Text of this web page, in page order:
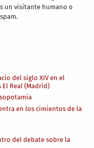
del siglo XIV en el
Real (Madrid)
en los cimientos de la
del debate sobre la
un visitante humano o